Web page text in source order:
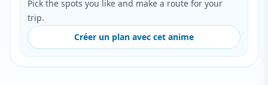
Pick the spots you like and make a route for your
trip.
Créer un plan avec cet anime